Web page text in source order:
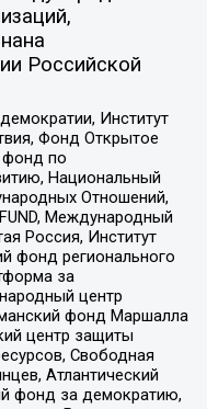
Российской
Институт
Фонд Открытое
фонд по
Национальный
Отношений,
FUND, Международный
Россия, Институт
фонд регионального
за
центр
фонд Маршалла
центр защиты
Свободная
Атлантический
фонд за демократию,